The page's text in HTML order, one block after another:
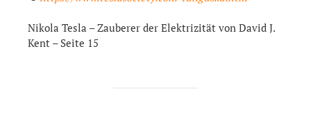
Nikola Tesla – Zauberer der Elektrizität von David J.
Kent – Seite 15